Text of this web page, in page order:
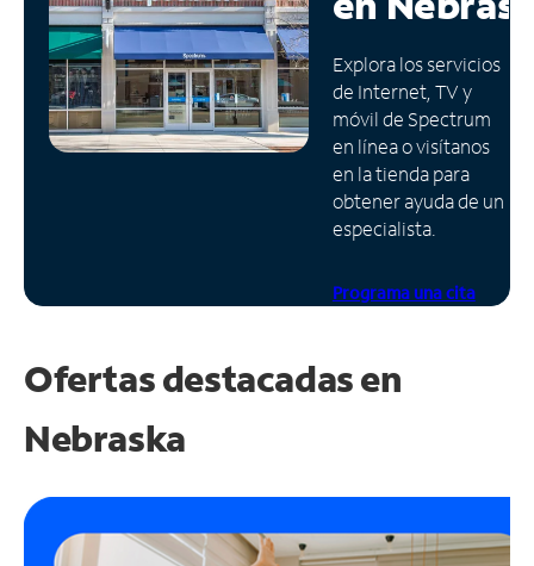
Administrar
cuenta
Encuentra
una
tienda
Explora los servicios
de Internet, TV y
móvil de Spectrum
en línea o visítanos
en la tienda para
obtener ayuda de un
especialista.
Programa una cita
Ofertas destacadas en
Nebraska